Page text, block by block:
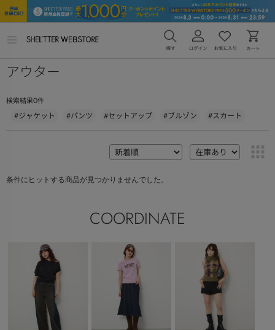
ー
く
アウター
検索結果0件
#ジャケット #パンツ #セットアップ #ブルゾン #スカート
条件にヒットする商品が見つかりませんでした。
COORDINATE